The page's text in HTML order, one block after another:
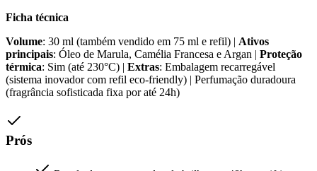
Ficha técnica
Volume: 30 ml (também vendido em 75 ml e refil) | Ativos
principais: Óleo de Marula, Camélia Francesa e Argan | Proteção
térmica: Sim (até 230°C) | Extras: Embalagem recarregável
(sistema inovador com refil eco-friendly) | Perfumação duradoura
(fragrância sofisticada fixa por até 24h)
Prós